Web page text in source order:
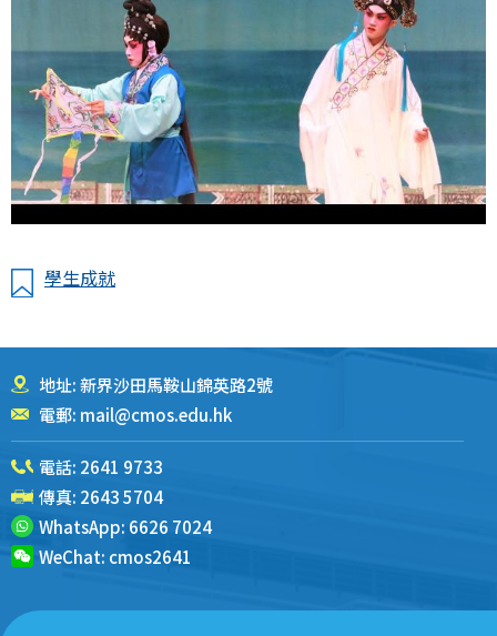
學生成就
地址: 新界沙田馬鞍山錦英路2號
電郵: mail@cmos.edu.hk
電話: 2641 9733
傳真: 2643 5704
WhatsApp: 6626 7024
WeChat: cmos2641